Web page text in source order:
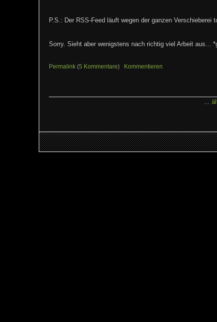
P.S.: Der RSS-Feed läuft wegen der ganzen Verschieberei
Sorry. Sieht aber wenigstens nach richtig viel Arbeit aus...
Permalink (5 Kommentare) Kommentieren
...